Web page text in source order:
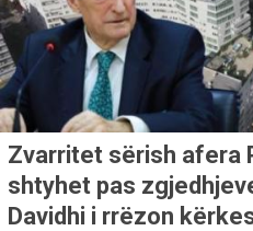
Zvarritet sërish afera
shtyhet pas
Davidhi i rrëzon